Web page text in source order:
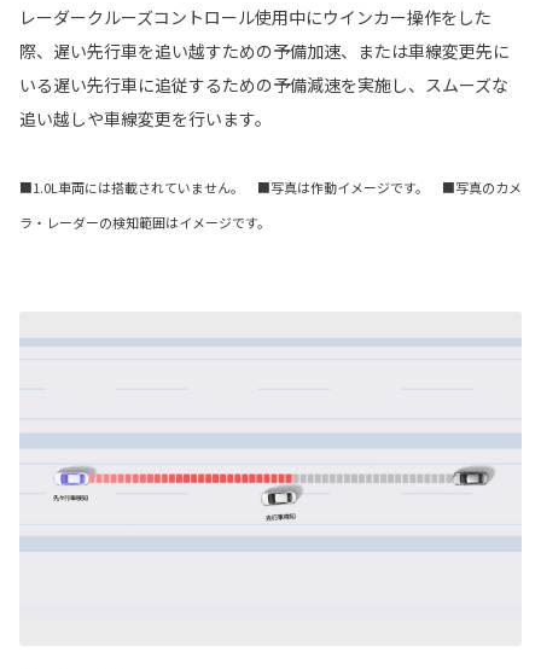
レーダークルーズコントロール使用中にウインカー操作をした
際、遅い先行車を追い越すための予備加速、または車線変更先に
いる遅い先行車に追従するための予備減速を実施し、スムーズな
追い越しや車線変更を行います。
■1.0L車両には搭載されていません。 ■写真は作動イメージです。 ■写真のカメ
ラ・レーダーの検知範囲はイメージです。